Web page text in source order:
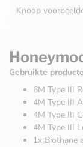
Knoop
Gebruikte
6M Type III
4M Type III
4M Type III
4M Type III
1x Biothane